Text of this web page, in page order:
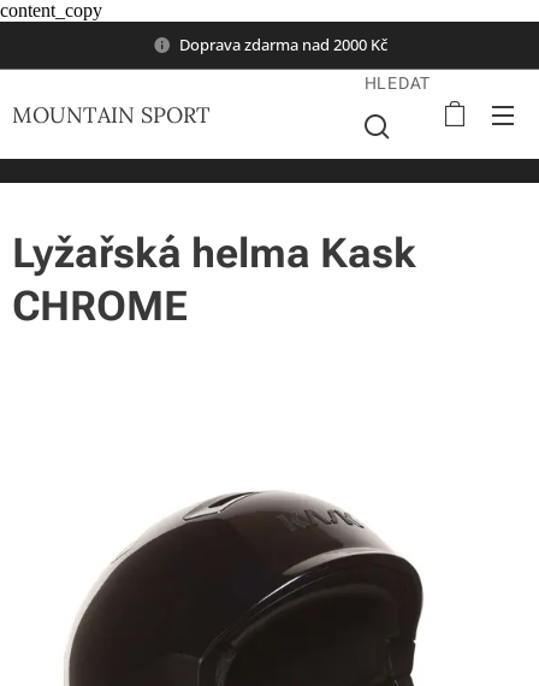
content_copy
Doprava zdarma nad 2000 Kč
MOUNTAIN SPORT
HLEDAT
Lyžařská helma Kask
CHROME